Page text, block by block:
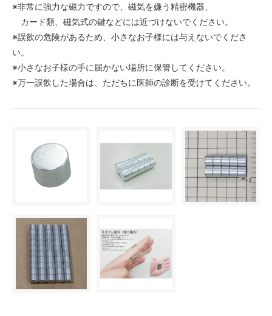
※非常に強力な磁力ですので、磁気を嫌う精密機器、
カード類、磁気式の鍵などには近づけないでください。
※誤飲の危険があるため、小さなお子様には与えないでくださ
い。
※小さなお子様の手に届かない場所に保管してください。
※万一誤飲した場合は、ただちに医師の診断を受けてください。